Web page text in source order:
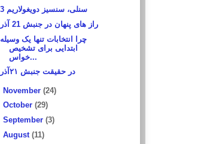
سنلی،‌ سنسیز دویغولاریم 3
راز های پنهان در جنبش 21 آذر
چرا انتخابات تنها یک وسیله
ابتدایی برای تشخیص
خواس...
در حقیقت جنبش ۲۱آذر
November (24)
October (29)
September (3)
August (11)